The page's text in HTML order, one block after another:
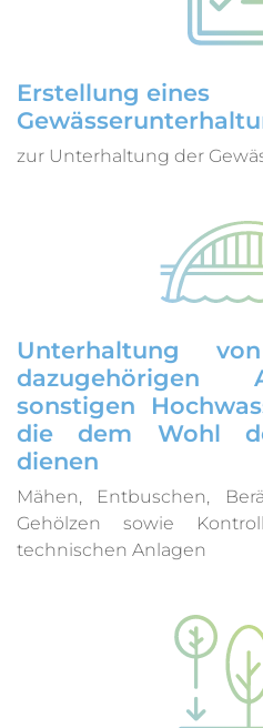
Erstellung eines
zur Unterhaltung der
Unterhaltung
dazugehörigen
sonstigen
die dem Wohl
dienen
Mähen, Entbuschen,
Gehölzen sowie
technischen Anlagen